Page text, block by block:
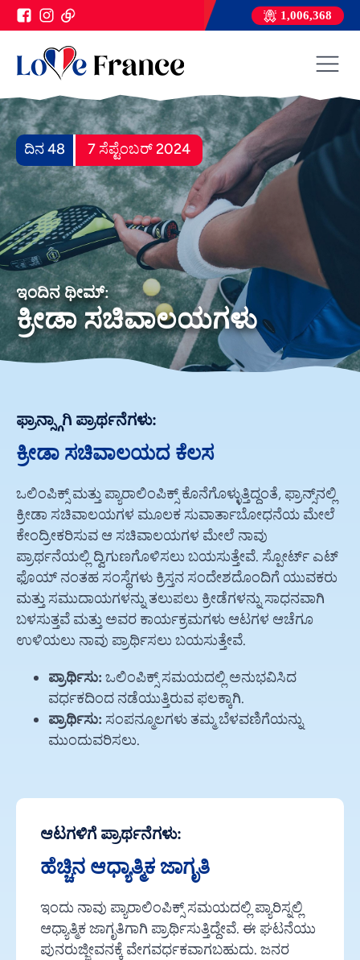
1,006,368
ದಿನ 48 7 ಸೆಪ್ಟೆಂಬರ್ 2024
ಇಂದಿನ ಥೀಮ್:
ಕ್ರೀಡಾ ಸಚಿವಾಲಯಗಳು
ಫ್ರಾನ್ಸ್ಗಾಗಿ ಪ್ರಾರ್ಥನೆಗಳು:
ಕ್ರೀಡಾ ಸಚಿವಾಲಯದ ಕೆಲಸ
ಒಲಿಂಪಿಕ್ಸ್ ಮತ್ತು ಪ್ಯಾರಾಲಿಂಪಿಕ್ಸ್ ಕೊನೆಗೊಳ್ಳುತ್ತಿದ್ದಂತೆ, ಫ್ರಾನ್ಸ್‌ನಲ್ಲಿ
ಕ್ರೀಡಾ ಸಚಿವಾಲಯಗಳ ಮೂಲಕ ಸುವಾರ್ತಾಬೋಧನೆಯ ಮೇಲೆ
ಕೇಂದ್ರೀಕರಿಸುವ ಆ ಸಚಿವಾಲಯಗಳ ಮೇಲೆ ನಾವು
ಪ್ರಾರ್ಥನೆಯಲ್ಲಿ ದ್ವಿಗುಣಗೊಳಿಸಲು ಬಯಸುತ್ತೇವೆ. ಸ್ಪೋರ್ಟ್ ಎಟ್
ಫೊಯ್ ನಂತಹ ಸಂಸ್ಥೆಗಳು ಕ್ರಿಸ್ತನ ಸಂದೇಶದೊಂದಿಗೆ ಯುವಕರು
ಮತ್ತು ಸಮುದಾಯಗಳನ್ನು ತಲುಪಲು ಕ್ರೀಡೆಗಳನ್ನು ಸಾಧನವಾಗಿ
ಬಳಸುತ್ತವೆ ಮತ್ತು ಅವರ ಕಾರ್ಯಕ್ರಮಗಳು ಆಟಗಳ ಆಚೆಗೂ
ಉಳಿಯಲು ನಾವು ಪ್ರಾರ್ಥಿಸಲು ಬಯಸುತ್ತೇವೆ.
ಪ್ರಾರ್ಥಿಸು: ಒಲಿಂಪಿಕ್ಸ್ ಸಮಯದಲ್ಲಿ ಅನುಭವಿಸಿದ
ವರ್ಧಕದಿಂದ ನಡೆಯುತ್ತಿರುವ ಫಲಕ್ಕಾಗಿ.
ಪ್ರಾರ್ಥಿಸು: ಸಂಪನ್ಮೂಲಗಳು ತಮ್ಮ ಬೆಳವಣಿಗೆಯನ್ನು
ಮುಂದುವರಿಸಲು.
ಆಟಗಳಿಗೆ ಪ್ರಾರ್ಥನೆಗಳು:
ಹೆಚ್ಚಿನ ಆಧ್ಯಾತ್ಮಿಕ ಜಾಗೃತಿ
ಇಂದು ನಾವು ಪ್ಯಾರಾಲಿಂಪಿಕ್ಸ್ ಸಮಯದಲ್ಲಿ ಪ್ಯಾರಿಸ್ನಲ್ಲಿ
ಆಧ್ಯಾತ್ಮಿಕ ಜಾಗೃತಿಗಾಗಿ ಪ್ರಾರ್ಥಿಸುತ್ತಿದ್ದೇವೆ. ಈ ಘಟನೆಯು
ಪುನರುಜ್ಜೀವನಕ್ಕೆ ವೇಗವರ್ಧಕವಾಗಬಹುದು. ಜನರ